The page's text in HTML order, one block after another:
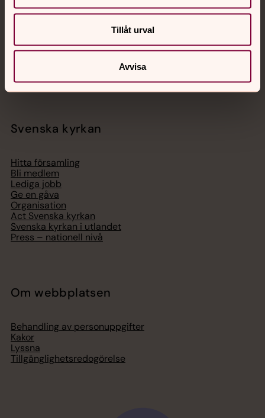
Tillåt urval
Avvisa
med en präst på kvällar och nätter.
Chatt
Digitalt brev
Svenska kyrkan
Hitta församling
Bli medlem
Lediga jobb
Ge en gåva
Organisation
Act Svenska kyrkan
Svenska kyrkan i utlandet
Press – nationell nivå
Om webbplatsen
Behandling av personuppgifter
Kakor
Lyssna
Tillgänglighetsredogörelse